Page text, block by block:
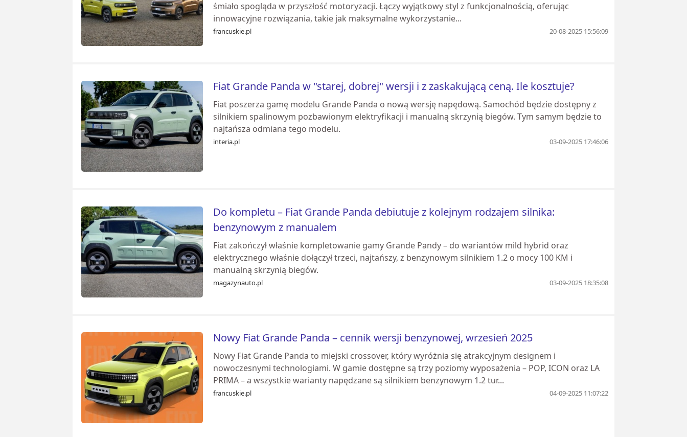
śmiało spogląda w przyszłość motoryzacji. Łączy wyjątkowy styl z funkcjonalnością, oferując
innowacyjne rozwiązania, takie jak maksymalne wykorzystanie...
francuskie.pl 20-08-2025 15:56:09
Fiat Grande Panda w "starej, dobrej" wersji i z zaskakującą ceną. Ile kosztuje?
Fiat poszerza gamę modelu Grande Panda o nową wersję napędową. Samochód będzie dostępny z
silnikiem spalinowym pozbawionym elektryfikacji i manualną skrzynią biegów. Tym samym będzie to
najtańsza odmiana tego modelu.
interia.pl 03-09-2025 17:46:06
Do kompletu – Fiat Grande Panda debiutuje z kolejnym rodzajem silnika:
benzynowym z manualem
Fiat zakończył właśnie kompletowanie gamy Grande Pandy – do wariantów mild hybrid oraz
elektrycznego właśnie dołączył trzeci, najtańszy, z benzynowym silnikiem 1.2 o mocy 100 KM i
manualną skrzynią biegów.
magazynauto.pl 03-09-2025 18:35:08
Nowy Fiat Grande Panda – cennik wersji benzynowej, wrzesień 2025
Nowy Fiat Grande Panda to miejski crossover, który wyróżnia się atrakcyjnym designem i
nowoczesnymi technologiami. W gamie dostępne są trzy poziomy wyposażenia – POP, ICON oraz LA
PRIMA – a wszystkie warianty napędzane są silnikiem benzynowym 1.2 tur...
francuskie.pl 04-09-2025 11:07:22